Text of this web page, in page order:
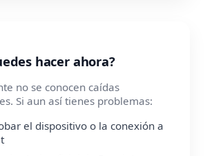
hacer ahora?
no se conocen caídas
Si aun así tienes problemas:
el dispositivo o la conexión a